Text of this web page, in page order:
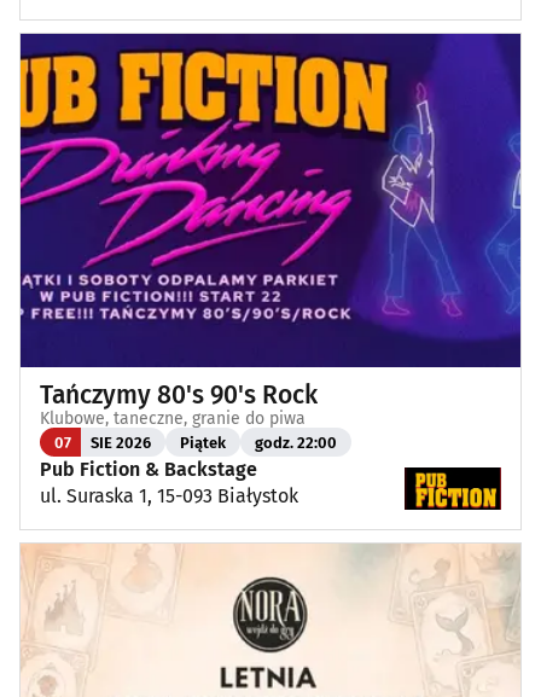
Tańczymy 80's 90's Rock
Klubowe, taneczne, granie do piwa
07 SIE 2026 Piątek godz. 22:00
Pub Fiction & Backstage
ul. Suraska 1, 15-093 Białystok